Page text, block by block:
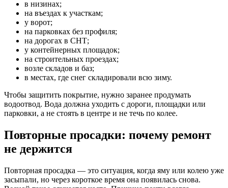
в низинах;
на въездах к участкам;
у ворот;
на парковках без профиля;
на дорогах в СНТ;
у контейнерных площадок;
на строительных проездах;
возле складов и баз;
в местах, где снег складировали всю зиму.
Чтобы защитить покрытие, нужно заранее продумать
водоотвод. Вода должна уходить с дороги, площадки или
парковки, а не стоять в центре и не течь по колее.
Повторные просадки: почему ремонт
не держится
Повторная просадка — это ситуация, когда яму или колею уже
засыпали, но через короткое время она появилась снова.